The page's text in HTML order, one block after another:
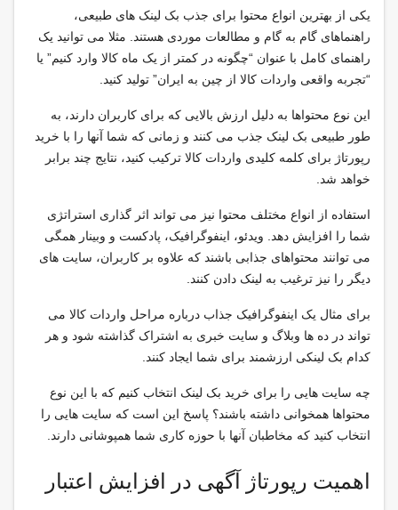
یکی از بهترین انواع محتوا برای جذب بک لینک های طبیعی،
راهنماهای گام به گام و مطالعات موردی هستند. مثلا می توانید یک
راهنمای کامل با عنوان “چگونه در کمتر از یک ماه کالا وارد کنیم” یا
“تجربه واقعی واردات کالا از چین به ایران” تولید کنید.
این نوع محتواها به دلیل ارزش بالایی که برای کاربران دارند، به
طور طبیعی بک لینک جذب می کنند و زمانی که شما آنها را با خرید
رپورتاژ برای کلمه کلیدی واردات کالا ترکیب کنید، نتایج چند برابر
خواهد شد.
استفاده از انواع مختلف محتوا نیز می تواند اثر گذاری استراتژی
شما را افزایش دهد. ویدئو، اینفوگرافیک، پادکست و وبینار همگی
می توانند محتواهای جذابی باشند که علاوه بر کاربران، سایت های
دیگر را نیز ترغیب به لینک دادن کنند.
برای مثال یک اینفوگرافیک جذاب درباره مراحل واردات کالا می
تواند در ده ها وبلاگ و سایت خبری به اشتراک گذاشته شود و هر
کدام بک لینکی ارزشمند برای شما ایجاد کنند.
چه سایت هایی را برای خرید بک لینک انتخاب کنیم که با این نوع
محتواها همخوانی داشته باشند؟ پاسخ این است که سایت هایی را
انتخاب کنید که مخاطبان آنها با حوزه کاری شما همپوشانی دارند.
اهمیت رپورتاژ آگهی در افزایش اعتبار